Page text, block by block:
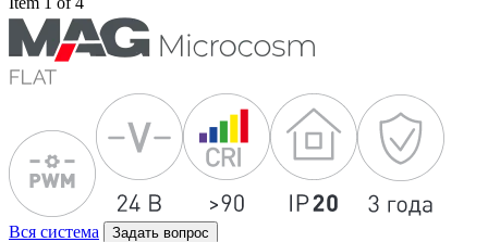
Вся система Задать вопрос